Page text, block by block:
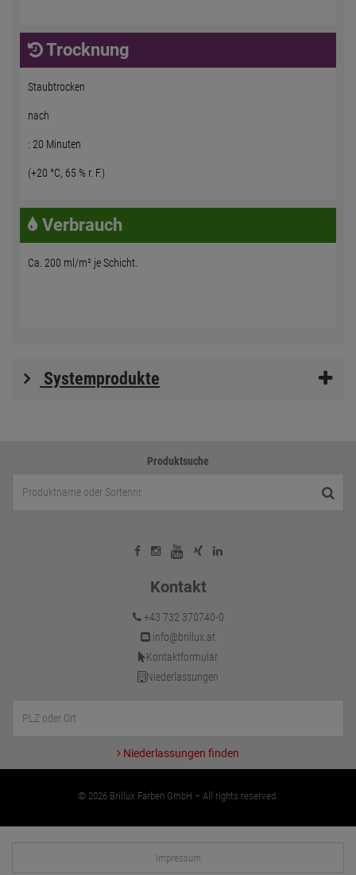
Trocknung
Staubtrocken
nach
: 20 Minuten
(+20 °C, 65 % r. F.)
Verbrauch
Ca. 200 ml/m² je Schicht.
Systemprodukte
Produktsuche
Kontakt
+43 732 370740-0
info@brillux.at
Kontaktformular
Niederlassungen
Niederlassungen finden
© 2026 Brillux Farben GmbH – All rights reserved.
Impressum